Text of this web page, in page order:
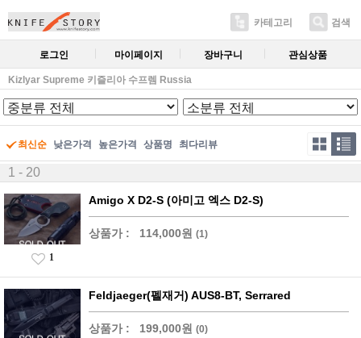
카테고리 검색
로그인 마이페이지 장바구니 관심상품
Kizlyar Supreme 키즐리아 수프렘 Russia
최신순 낮은가격 높은가격 상품명 최다리뷰
1 - 20
Amigo X D2-S (아미고 엑스 D2-S)
상품가 : 114,000원 (1)
1
Feldjaeger(펠재거) AUS8-BT, Serrared
상품가 : 199,000원 (0)